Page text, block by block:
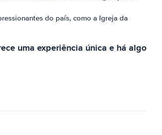
do país, como a Igreja da
uma experiência única e há algo